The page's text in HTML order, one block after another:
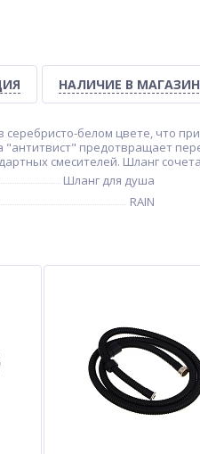
НАЛИЧИЕ В
белом цвете, что
"антитвист" предотвращает
смесителей. Шланг
Шланг для душа
RAIN